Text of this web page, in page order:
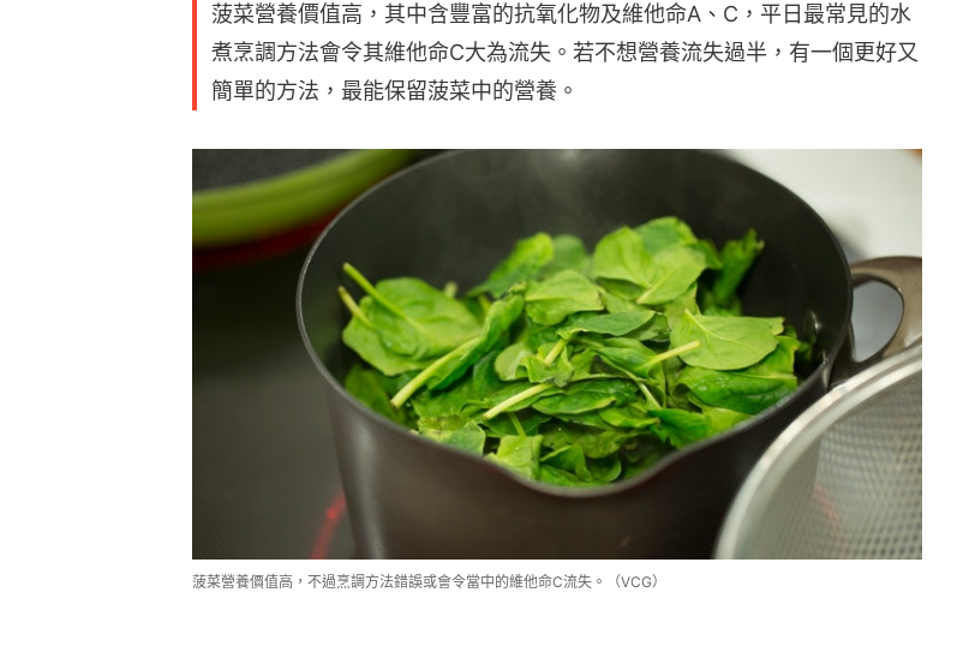
菠菜營養價值高，其中含豐富的抗氧化物及維他命A、C，平日最常見的水
煮烹調方法會令其維他命C大為流失。若不想營養流失過半，有一個更好又
簡單的方法，最能保留菠菜中的營養。
菠菜營養價值高，不過烹調方法錯誤或會令當中的維他命C流失。（VCG）